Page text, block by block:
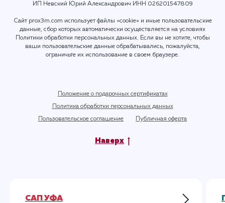
ИП Невский Юрий Александрович ИНН 026201547809
Сайт prox3m.com использует файлы «cookie» и иные пользовательские
данные, сбор которых автоматически осуществляется на условиях
Политики обработки персональных данных. Если вы не хотите, чтобы
ваши пользовательские данные обрабатывались, пожалуйста,
ограничьте их использование в своем браузере.
Положение о подарочных сертификатах
Политика обработки персональных данных
Пользовательское соглашение Публичная оферта
Наверх
САП УФА